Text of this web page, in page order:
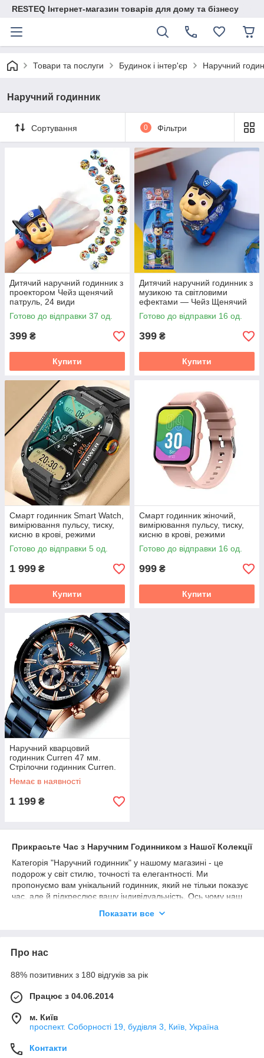
RESTEQ Інтернет-магазин товарів для дому та бізнесу
Товари та послуги Будинок і інтер'єр Наручний
Наручний годинник
Сортування 0 Фільтри
Дитячий наручний годинник з
проектором Чейз щенячий
патруль, 24 види
зображення. Проекційний
дитячий годинник Chase Paw
Готово до відправки 37 од.
399 ₴
Купити
Дитячий наручний годинник з
музикою та світловими
ефектами — Чейз Щенячий
патруль, інтерактивний
годинник для хлопчиків і
Готово до відправки 16 од.
399 ₴
Купити
Смарт годинник Smart Watch,
вимірювання пульсу, тиску,
кисню в крові, режими
тренувань
Готово до відправки 5 од.
1 999 ₴
Купити
Смарт годинник жіночий,
вимірювання пульсу, тиску,
кисню в крові, режими
тренувань, дзвінки
Готово до відправки 16 од.
999 ₴
Купити
Наручний кварцовий
годинник Curren 47 мм.
Стрілочни годинник Curren.
Наручний годинник Куррен
Немає в наявності
1 199 ₴
Прикрасьте Час з Наручним Годинником з Нашої Колекції
Категорія "Наручний годинник" у нашому магазині - це
подорож у світ стилю, точності та елегантності. Ми
пропонуємо вам унікальний годинник, який не тільки показує
час, але й підкреслює вашу індивідуальність. Ось чому наш
будете впевнені у правильному часі.
Стиль та Дизайн:
задовольнити смаки кожного клієнта. Від класичних та
годинник для кожного випадку.
Матеріали високої якості:
Ми гарантуємо, що наш наручний годинник виготовлений з
Показати все
Про нас
88% позитивних з 180 відгуків за рік
Працює з 04.06.2014
м. Київ
проспект. Соборності 19, будівля 3, Київ, Україна
Контакти